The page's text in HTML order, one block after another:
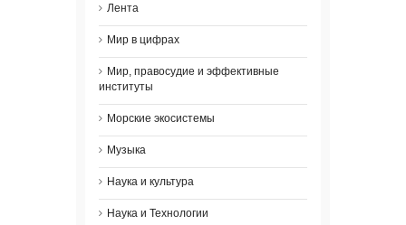
Лента
Мир в цифрах
Мир, правосудие и эффективные
институты
Морские экосистемы
Музыка
Наука и культура
Наука и Технологии